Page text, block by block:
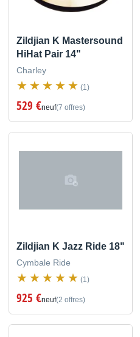
Zildjian K Mastersound
HiHat Pair 14"
Charley
(1)
529 €neuf(7 offres)
Zildjian K Jazz Ride 18"
Cymbale Ride
(1)
925 €neuf(2 offres)